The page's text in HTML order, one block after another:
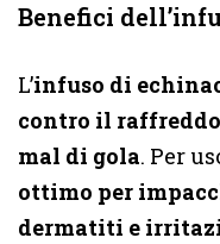
Benefici
L’infuso di
contro il
mal di gola. Per
ottimo per
dermatiti e